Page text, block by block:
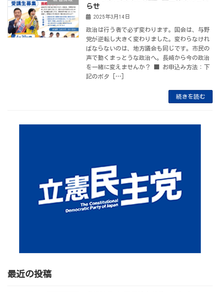
らせ
2025年3月14日
政治は行う者で必ず変わります。国会は、与野
党が逆転し大きく変わりました。変わらなけれ
ばならないのは、地方議会も同じです。市民の
声で動くまっとうな政治へ。長崎から今の政治
を一緒に変えませんか？ ■ お申込み方法：下
記のボタ […]
続きを読む
最近の投稿